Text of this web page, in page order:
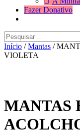
Fazer Donativo
Search
Pesquisar
por:
Início /Mantas /
VIOLETA
MANTAS